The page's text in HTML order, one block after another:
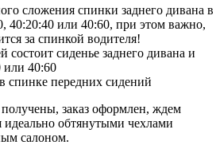
сложения спинки заднего дивана в
40:20:40 или 40:60, при этом важно,
за спинкой водителя!
состоит сиденье заднего дивана и
или 40:60
спинке передних сидений
заказ оформлен, ждем
идеально обтянутыми чехлами
салоном.